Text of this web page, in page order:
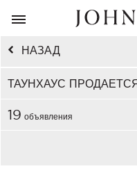
НАЗАД
ТАУНХАУС
19 объявления